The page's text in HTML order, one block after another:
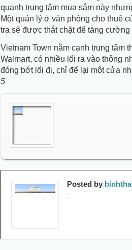
quanh trung tâm mua sắm này
Một quản lý ở văn phòng cho thuê
tra sẽ được thắt chặt để tăng cường
Vietnam Town nằm cạnh trung tâm
Walmart, có nhiều lối ra vào thông
đóng bớt lối đi, chỉ để lại một cửa
5
Posted by
: